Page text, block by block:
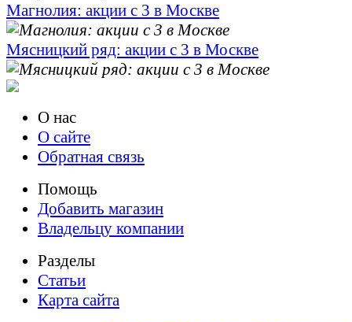
Магнолия: акции с 3 в Москве
Мясницкий ряд: акции с 3 в Москве
О нас
О сайте
Обратная связь
Помощь
Добавить магазин
Владельцу компании
Разделы
Статьи
Карта сайта